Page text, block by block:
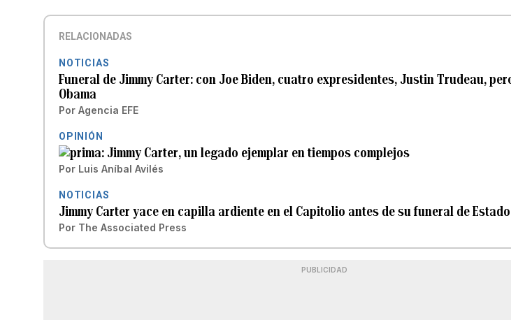
RELACIONADAS
NOTICIAS
Funeral de Jimmy Carter: con Joe Biden, cuatro expresidentes, Justin Trudeau,
Obama
Por Agencia EFE
OPINIÓN
Jimmy Carter, un legado ejemplar en tiempos complejos
Por Luis Aníbal Avilés
NOTICIAS
Jimmy Carter yace en capilla ardiente en el Capitolio antes de su funeral de Estado
Por The Associated Press
PUBLICIDAD